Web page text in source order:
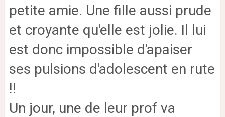
petite amie. Une fille aussi prude
et croyante qu'elle est jolie. Il lui
est donc impossible d'apaiser
ses pulsions d'adolescent en rute
!!
Un jour, une de leur prof va